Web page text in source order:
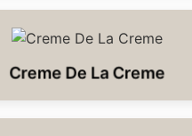
Creme De La Creme